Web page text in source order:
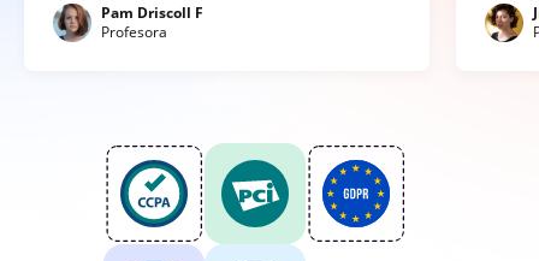
Pam Driscoll F
Profesora